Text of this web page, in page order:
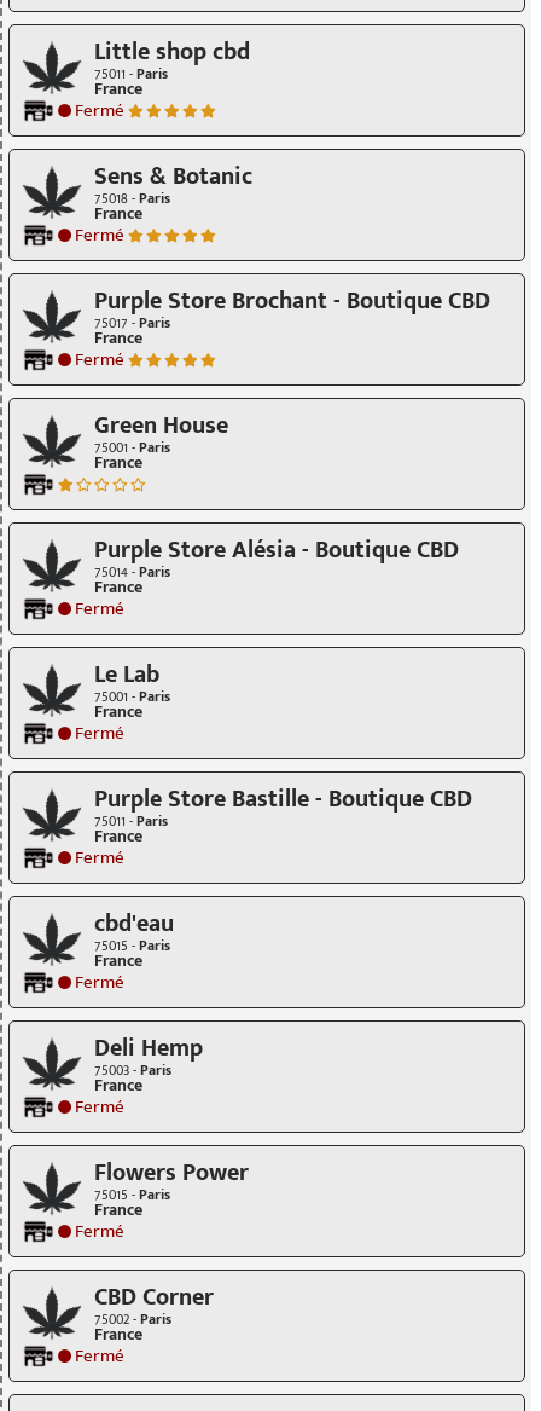
Little shop cbd
75011 -Paris
France
Fermé
Sens & Botanic
75018 -Paris
France
Fermé
Purple Store Brochant - Boutique CBD
75017 -Paris
France
Fermé
Green House
75001 -Paris
France
Purple Store Alésia - Boutique CBD
75014 -Paris
France
Fermé
Le Lab
75001 -Paris
France
Fermé
Purple Store Bastille - Boutique CBD
75011 -Paris
France
Fermé
cbd'eau
75015 -Paris
France
Fermé
Deli Hemp
75003 -Paris
France
Fermé
Flowers Power
75015 -Paris
France
Fermé
CBD Corner
75002 -Paris
France
Fermé